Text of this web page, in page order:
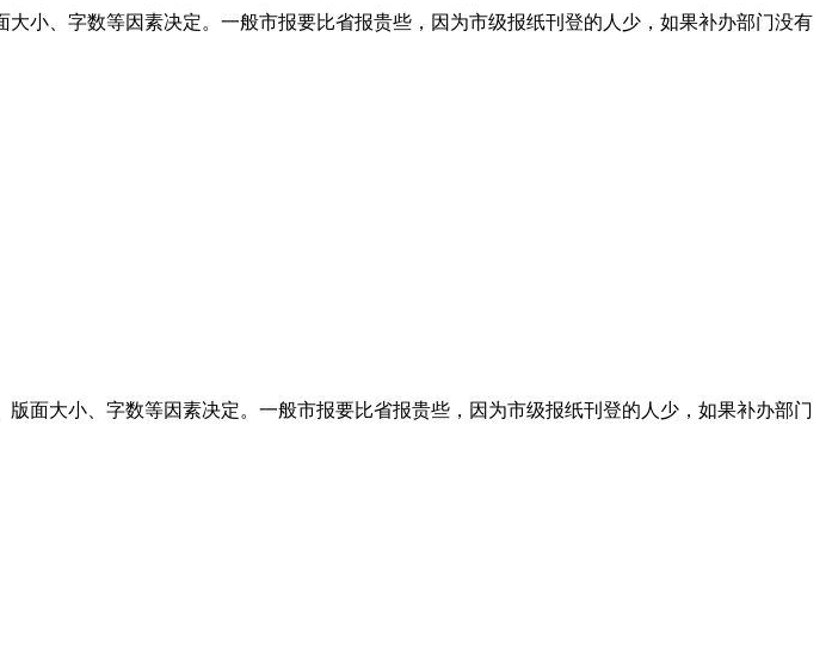
小、字数等因素决定。一般市报要比省报贵些，因为市级报纸刊登的人少，如果补办部门没有
面大小、字数等因素决定。一般市报要比省报贵些，因为市级报纸刊登的人少，如果补办部门